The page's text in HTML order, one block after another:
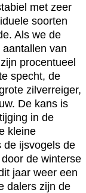
met zeer
soorten
Als we de
van
procentueel
specht, de
zilverreiger,
De kans is
in de
kleine
de ijsvogels de
de winterse
jaar weer een
dalers zijn de